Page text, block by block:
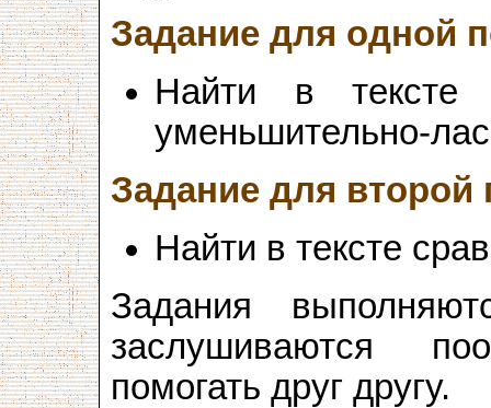
Задание для одной
Найти в тексте
уменьшительно-
Задание для
Найти в тексте
Задания
заслушиваются
помогать друг другу.